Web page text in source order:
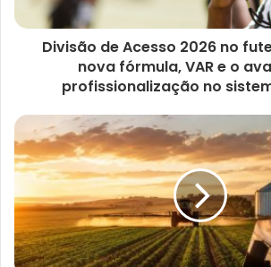
Divisão de Acesso 2026 no
nova fórmula, VAR e o
profissionalização no